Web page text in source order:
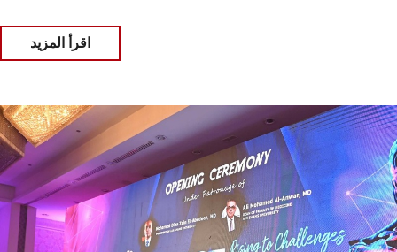
اقرأ المزيد